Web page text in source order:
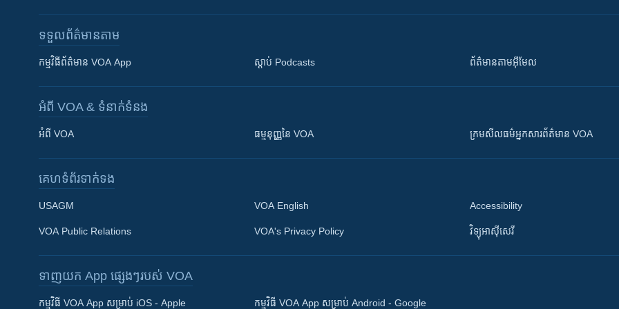
Khmer English
ទទួល​ព័ត៌មាន​តាម
កម្មវិធី​ព័ត៌មាន VOA App ស្តាប់ Podcasts ព័ត៌មាន​តាម​អ៊ីមែល
អំពី​ VOA & ទំនាក់ទំនង
អំពី​ VOA ធម្មនុញ្ញ​នៃ VOA ក្រម​​​សីលធម៌​​​អ្នក​​​សារព័ត៌មាន VOA
គេហទំព័រ​​ទាក់ទង
USAGM
VOA Public Relations
VOA English
VOA's Privacy Policy
Accessibility
វិទ្យុ​អាស៊ី​សេរី
ទាញយក​ App ផ្សេងៗ​របស់​ VOA
កម្មវិធី​ VOA App សម្រាប់ iOS - Apple កម្មវិធី​ VOA App សម្រាប់ Android - Google